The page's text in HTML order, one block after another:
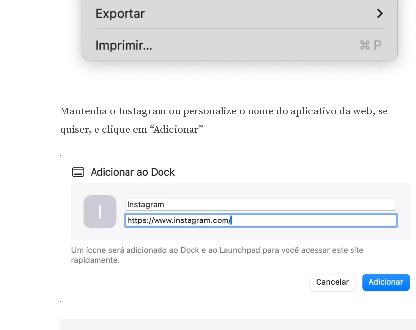
Mantenha o Instagram ou personalize o nome do aplicativo da web, se
quiser, e clique em “Adicionar”